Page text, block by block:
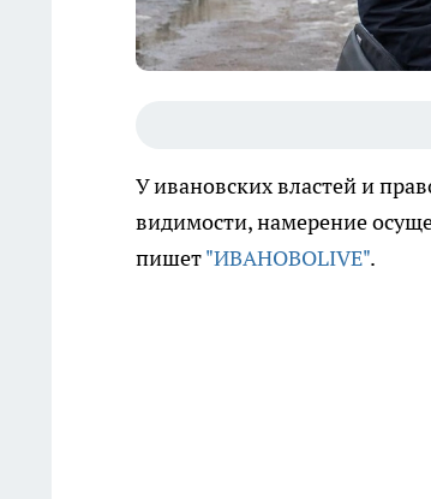
У ивановских властей и
видимости, намерение
пишет"ИВАНОВОLIVE".